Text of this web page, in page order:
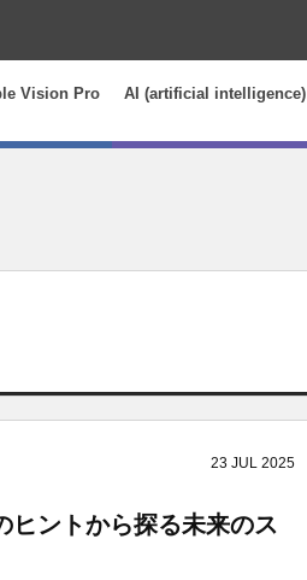
Vision Pro AI (artificial intelligence)
23 JUL 2025
ントから探る未来のス